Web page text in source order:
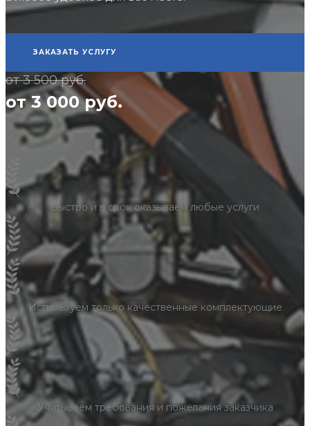
ЗАКАЗАТЬ УСЛУГУ
от 3 500 руб.
от 3 000 руб.
Быстро и в срок оказываем любые услуги
Используем только качественные комплектующие
Учитываем требования и пожелания заказчика